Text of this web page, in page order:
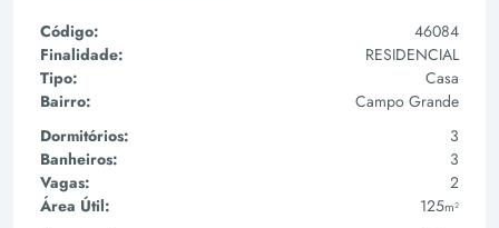
Código:
46084
Finalidade:
RESIDENCIAL
Tipo:
Casa
Bairro:
Campo Grande
Dormitórios:
3
Banheiros:
3
Vagas:
2
Área Útil:
125m²